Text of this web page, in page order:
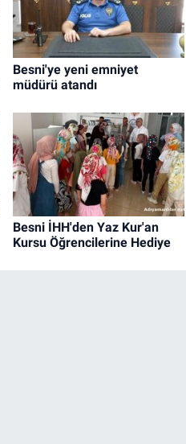
Besni'ye yeni emniyet
müdürü atandı
Besni İHH'den Yaz Kur'an
Kursu Öğrencilerine Hediye